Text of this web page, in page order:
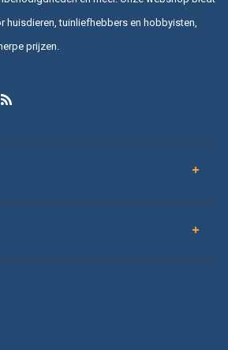
huisdieren, tuinliefhebbers en hobbyisten,
prijzen.